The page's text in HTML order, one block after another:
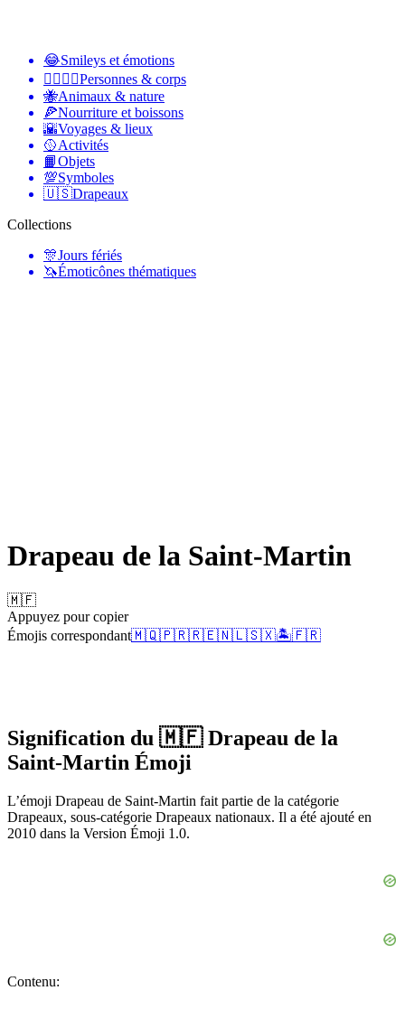
😂Smileys et émotions
👩‍❤️‍💋‍👨Personnes & corps
🐝Animaux & nature
🍕Nourriture et boissons
🌇Voyages & lieux
🥎Activités
📙Objets
💯Symboles
🇺🇸Drapeaux
Collections
🎊Jours fériés
🦄Émoticônes thématiques
Drapeau de la Saint-Martin
🇲🇫
Appuyez pour copier
Émojis correspondant🇲🇶🇵🇷🇷🇪🇳🇱🇸🇽🏝️🇫🇷
Signification du 🇲🇫 Drapeau de la
Saint-Martin Émoji
L’émoji Drapeau de Saint-Martin fait partie de la catégorie
Drapeaux, sous-catégorie Drapeaux nationaux. Il a été ajouté en
2010 dans la Version Émoji 1.0.
Contenu: